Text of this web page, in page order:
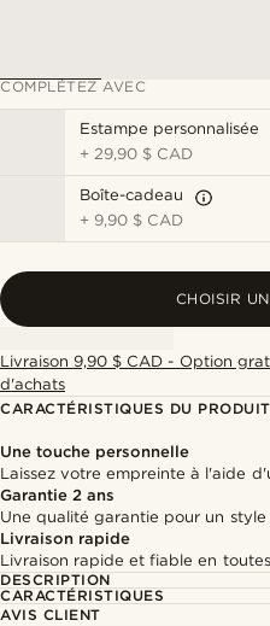
COMPLÉTEZ AVEC
Estampe personnalisée
+29,90 $ CAD
Boîte-cadeau
+ 9,90 $ CAD
CHOISIR
Livraison 9,90 $ CAD - Option
d'achats
CARACTÉRISTIQUES DU PRODUIT
Une touche personnelle
Laissez votre empreinte à l'aide
Garantie 2 ans
Une qualité garantie pour un style
Livraison rapide
Livraison rapide et fiable en
DESCRIPTION
CARACTÉRISTIQUES
AVIS CLIENT